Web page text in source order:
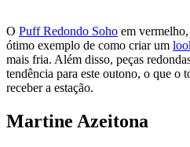
O Puff Redondo Soho em
ótimo exemplo de como criar um
mais fria. Além disso, peças
tendência para este outono, o que o
receber a estação.
Martine Azeitona